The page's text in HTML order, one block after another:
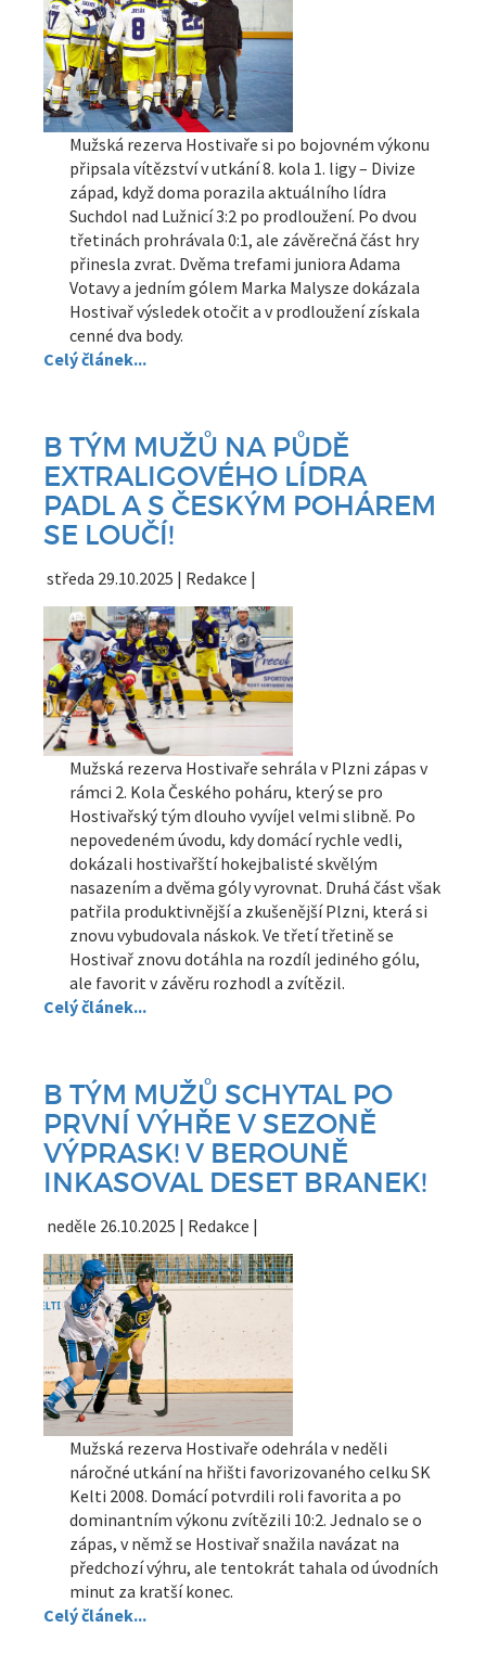
Mužská rezerva Hostivaře si po bojovném výkonu
připsala vítězství v utkání 8. kola 1. ligy – Divize
západ, když doma porazila aktuálního lídra
Suchdol nad Lužnicí 3:2 po prodloužení. Po dvou
třetinách prohrávala 0:1, ale závěrečná část hry
přinesla zvrat. Dvěma trefami juniora Adama
Votavy a jedním gólem Marka Malysze dokázala
Hostivař výsledek otočit a v prodloužení získala
cenné dva body.
Celý článek...
B TÝM MUŽŮ NA PŮDĚ
EXTRALIGOVÉHO LÍDRA
PADL A S ČESKÝM POHÁREM
SE LOUČÍ!
středa 29.10.2025 | Redakce |
Mužská rezerva Hostivaře sehrála v Plzni zápas v
rámci 2. Kola Českého poháru, který se pro
Hostivařský tým dlouho vyvíjel velmi slibně. Po
nepovedeném úvodu, kdy domácí rychle vedli,
dokázali hostivařští hokejbalisté skvělým
nasazením a dvěma góly vyrovnat. Druhá část však
patřila produktivnější a zkušenější Plzni, která si
znovu vybudovala náskok. Ve třetí třetině se
Hostivař znovu dotáhla na rozdíl jediného gólu,
ale favorit v závěru rozhodl a zvítězil.
Celý článek...
B TÝM MUŽŮ SCHYTAL PO
PRVNÍ VÝHŘE V SEZONĚ
VÝPRASK! V BEROUNĚ
INKASOVAL DESET BRANEK!
neděle 26.10.2025 | Redakce |
Mužská rezerva Hostivaře odehrála v neděli
náročné utkání na hřišti favorizovaného celku SK
Kelti 2008. Domácí potvrdili roli favorita a po
dominantním výkonu zvítězili 10:2. Jednalo se o
zápas, v němž se Hostivař snažila navázat na
předchozí výhru, ale tentokrát tahala od úvodních
minut za kratší konec.
Celý článek...